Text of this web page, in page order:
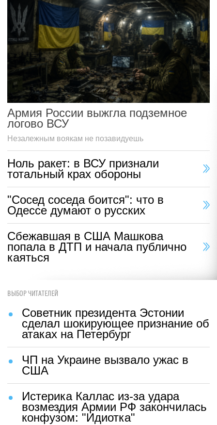
Армия России выжгла подземное
логово ВСУ
Незалежным воякам не позавидуешь
Ноль ракет: в ВСУ признали
тотальный крах обороны
"Сосед соседа боится": что в
Одессе думают о русских
Сбежавшая в США Машкова
попала в ДТП и начала публично
каяться
ВЫБОР ЧИТАТЕЛЕЙ
Советник президента Эстонии
сделал шокирующее признание об
атаках на Петербург
ЧП на Украине вызвало ужас в
США
Истерика Каллас из-за удара
возмездия Армии РФ закончилась
конфузом: "Идиотка"